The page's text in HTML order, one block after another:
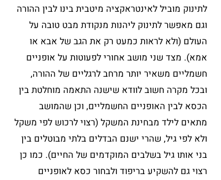
לתינוק מוביל לאינטראקציה מיטבית בינו לבין ההורה
וגם מאפשר לתינוק ליהנות מנקודת מבט טובה על
העולם (ולא לראות כמעט רק את הגב של אבא או
אמא). מצד שני מושב אחורי לפעוטות על אופניים
חשמליים משאיר יותר מרחב לרגליים של ההורה,
ובכל מקרה חשוב לוודא שישנה התאמה מוחלטת בין
הכסא לבין האופניים החשמליים, וכן שהמושב
מתאים לילד מבחינת המשקל (רצוי לרכוש לפי משקל
ולא לפי גיל, שהרי ישנם הבדלים בלתי מבוטלים בין
בני אותו גיל בשלבים המוקדמים של החיים). כמו כן
רצוי גם להשקיע בריפוד ולבחור כסא לאופניים